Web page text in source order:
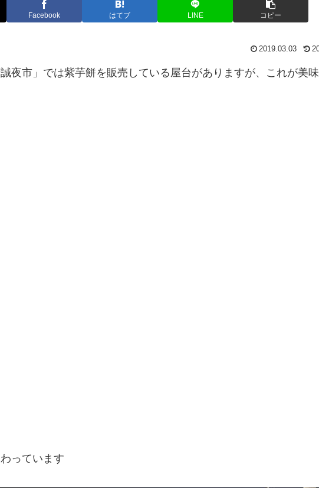
Facebook はてブ LINE コピー
2019.03.03
夜市」では紫芋餅を販売している屋台がありますが、これが美
っています